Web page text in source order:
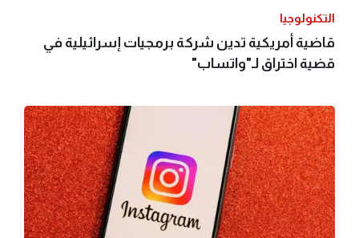
التكنولوجيا
قاضية أمريكية تدين شركة برمجيات إسرائيلية في
قضية اختراق لـ"واتساب"